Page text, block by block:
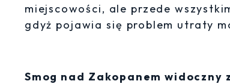
miejscowości, ale przede
gdyż pojawia się problem utraty
Smog nad Zakopanem widoczny